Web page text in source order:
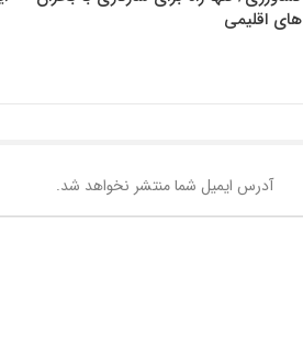
های اقلیمی
آدرس ایمیل شما منتشر نخواهد شد.